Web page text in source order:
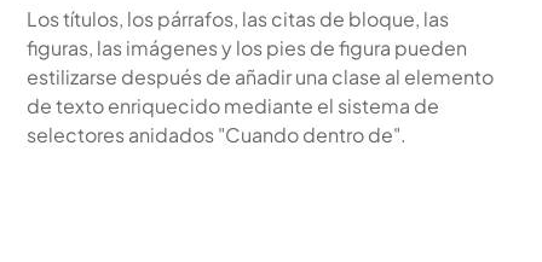
Los títulos, los párrafos, las citas de bloque, las
figuras, las imágenes y los pies de figura pueden
estilizarse después de añadir una clase al elemento
de texto enriquecido mediante el sistema de
selectores anidados "Cuando dentro de".